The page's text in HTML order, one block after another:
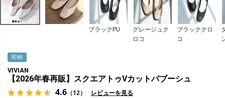
ブラックPU
グレージュク
ロコ
ブラッククロ
コ
即納
VIVIAN
【2026年春再販】スクエアトゥVカットバブーシュ
4.6 （12） レビューを見る